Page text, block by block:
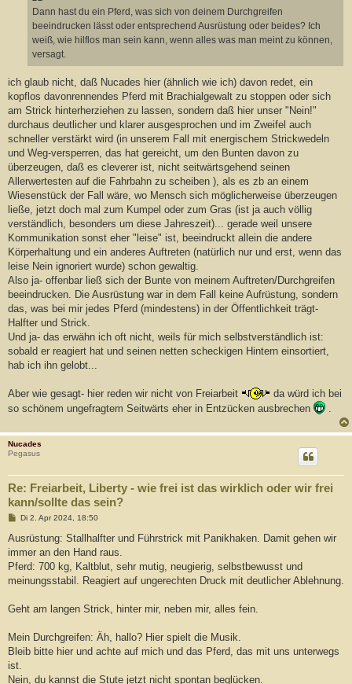
Dann hast du ein Pferd, was sich von deinem Durchgreifen
beeindrucken lässt oder entsprechend Ausrüstung oder beides? Ich
weiß, wie hilflos man sein kann, wenn alles was man meint zu können,
versagt.
ich glaub nicht, daß Nucades hier (ähnlich wie ich) davon redet, ein
kopflos davonrennendes Pferd mit Brachialgewalt zu stoppen oder sich
am Strick hinterherziehen zu lassen, sondern daß hier unser "Nein!"
durchaus deutlicher und klarer ausgesprochen und im Zweifel auch
schneller verstärkt wird (in unserem Fall mit energischem Strickwedeln
und Weg-versperren, das hat gereicht, um den Bunten davon zu
überzeugen, daß es cleverer ist, nicht seitwärtsgehend seinen
Allerwertesten auf die Fahrbahn zu scheiben ), als es zb an einem
Wiesenstück der Fall wäre, wo Mensch sich möglicherweise überzeugen
ließe, jetzt doch mal zum Kumpel oder zum Gras (ist ja auch völlig
verständlich, besonders um diese Jahreszeit)... gerade weil unsere
Kommunikation sonst eher "leise" ist, beeindruckt allein die andere
Körperhaltung und ein anderes Auftreten (natürlich nur und erst, wenn das
leise Nein ignoriert wurde) schon gewaltig.
Also ja- offenbar ließ sich der Bunte von meinem Auftreten/Durchgreifen
beeindrucken. Die Ausrüstung war in dem Fall keine Aufrüstung, sondern
das, was bei mir jedes Pferd (mindestens) in der Öffentlichkeit trägt-
Halfter und Strick.
Und ja- das erwähn ich oft nicht, weils für mich selbstverständlich ist:
sobald er reagiert hat und seinen netten scheckigen Hintern einsortiert,
hab ich ihn gelobt...
Aber wie gesagt- hier reden wir nicht von Freiarbeit
da würd ich bei
so schönem ungefragtem Seitwärts eher in Entzücken ausbrechen
.
Nucades
Pegasus
Re: Freiarbeit, Liberty - wie frei ist das wirklich oder wir frei
kann/sollte das sein?
B
r
a
Di 2. Apr 2024, 18:50
Ausrüstung: Stallhalfter und Führstrick mit Panikhaken. Damit gehen wir
immer an den Hand raus.
Pferd: 700 kg, Kaltblut, sehr mutig, neugierig, selbstbewusst und
meinungsstabil. Reagiert auf ungerechten Druck mit deutlicher Ablehnung.
Geht am langen Strick, hinter mir, neben mir, alles fein.
Mein Durchgreifen: Äh, hallo? Hier spielt die Musik.
Bleib bitte hier und achte auf mich und das Pferd, das mit uns unterwegs
ist.
Nein, du kannst die Stute jetzt nicht spontan beglücken.